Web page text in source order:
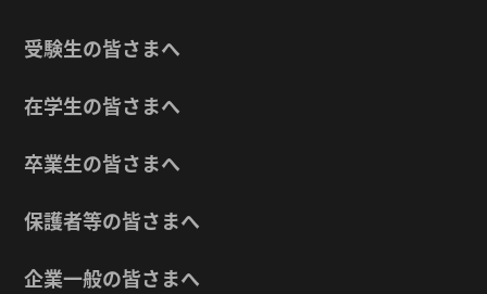
受験生の皆さまへ
在学生の皆さまへ
卒業生の皆さまへ
保護者等の皆さまへ
企業一般の皆さまへ